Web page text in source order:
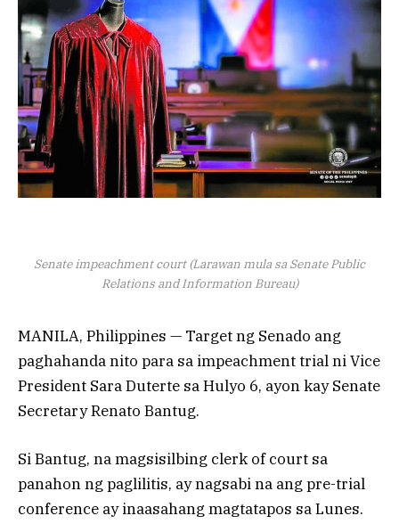
Senate impeachment court (Larawan mula sa Senate Public
Relations and Information Bureau)
MANILA, Philippines — Target ng Senado ang
paghahanda nito para sa impeachment trial ni Vice
President Sara Duterte sa Hulyo 6, ayon kay Senate
Secretary Renato Bantug.
Si Bantug, na magsisilbing clerk of court sa
panahon ng paglilitis, ay nagsabi na ang pre-trial
conference ay inaasahang magtatapos sa Lunes.